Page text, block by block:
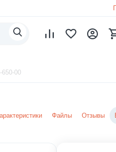
650-00
Файлы Отзывы